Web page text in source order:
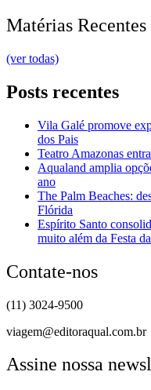
Matérias Recentes
(ver todas)
Posts recentes
Vila Galé promove
dos Pais
Teatro Amazonas
Aqualand amplia
ano
The Palm Beaches:
Flórida
Espírito Santo
muito além da Festa
Contate-nos
(11) 3024-9500
viagem@editoraqual.com.br
Assine nossa